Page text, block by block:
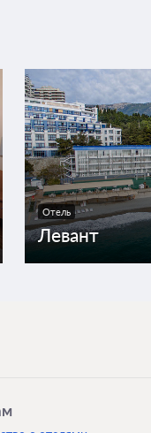
Отель
Левант